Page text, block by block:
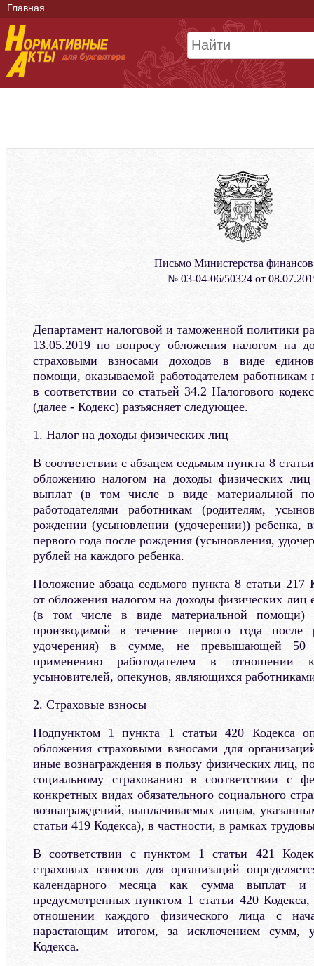
Главная
Письмо Министерства
№ 03-04-06/50324 от
Департамент налоговой и таможенной политики
13.05.2019 по вопросу обложения налогом на
страховыми взносами доходов в виде
помощи, оказываемой работодателем
в соответствии со статьей 34.2 Налогового
(далее - Кодекс) разъясняет следующее.
1. Налог на доходы физических лиц
В соответствии с абзацем седьмым пункта 8
обложению налогом на доходы физических
выплат (в том числе в виде материальной
работодателями работникам (родителям,
рождении (усыновлении (удочерении)) ребенка,
первого года после рождения (усыновления,
рублей на каждого ребенка.
Положение абзаца седьмого пункта 8 статьи 217
от обложения налогом на доходы физических
(в том числе в виде материальной помощи)
производимой в течение первого года после
удочерения) в сумме, не превышающей 50
применению работодателем в отношении
усыновителей, опекунов, являющихся
2. Страховые взносы
Подпунктом 1 пункта 1 статьи 420 Кодекса
обложения страховыми взносами для
иные вознаграждения в пользу физических лиц,
социальному страхованию в соответствии с
конкретных видах обязательного социального
вознаграждений, выплачиваемых лицам,
статьи 419 Кодекса), в частности, в рамках
В соответствии с пунктом 1 статьи 421
страховых взносов для организаций
календарного месяца как сумма выплат и
предусмотренных пунктом 1 статьи 420
отношении каждого физического лица с
нарастающим итогом, за исключением сумм,
Кодекса.